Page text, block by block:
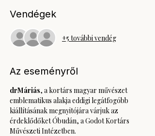
Vendégek
+5 további vendég
Az eseményről
drMáriás, a kortárs magyar művészet
emblematikus alakja eddigi legátfogóbb
kiállításának megnyitójára várjuk az
érdeklődőket Óbudán, a Godot Kortárs
Művészeti Intézetben.